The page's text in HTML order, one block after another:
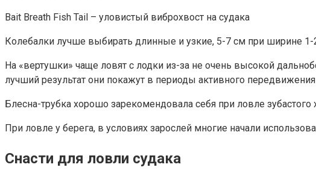
Bait Breath Fish Tail – уловистый виброхвост на судака
Колебалки лучше выбирать длинные и узкие, 5-7 см при ширине
На «вертушки» чаще ловят с лодки из-за не очень высокой
лучший результат они покажут в периоды активного
Блесна-трубка хорошо зарекомендовала себя при ловле зубастого
При ловле у берега, в условиях зарослей многие начали
Снасти для ловли судака